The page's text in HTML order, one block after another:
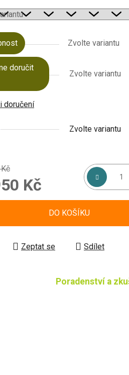
Zvolte variantu
doručit
Zvolte variantu
doručení
Zvolte variantu
Kč
cena:
DO KOŠÍKU
Zeptat se Sdílet
Poradenství a